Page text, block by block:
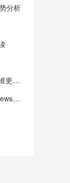
分析
罗格斯大学和波士顿大学相比谁更好？挑选留学
2026年西雅图华盛顿大学USnews排名